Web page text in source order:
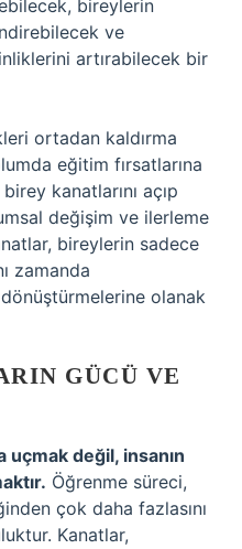
bireylerin
ve
artırabilecek bir
ortadan kaldırma
eğitim fırsatlarına
kanatlarını açıp
değişim ve ilerleme
bireylerin sadece
zamanda
olanak
GÜCÜ VE
uçmak değil, insanın
Öğrenme süreci,
çok daha fazlasını
Kanatlar,